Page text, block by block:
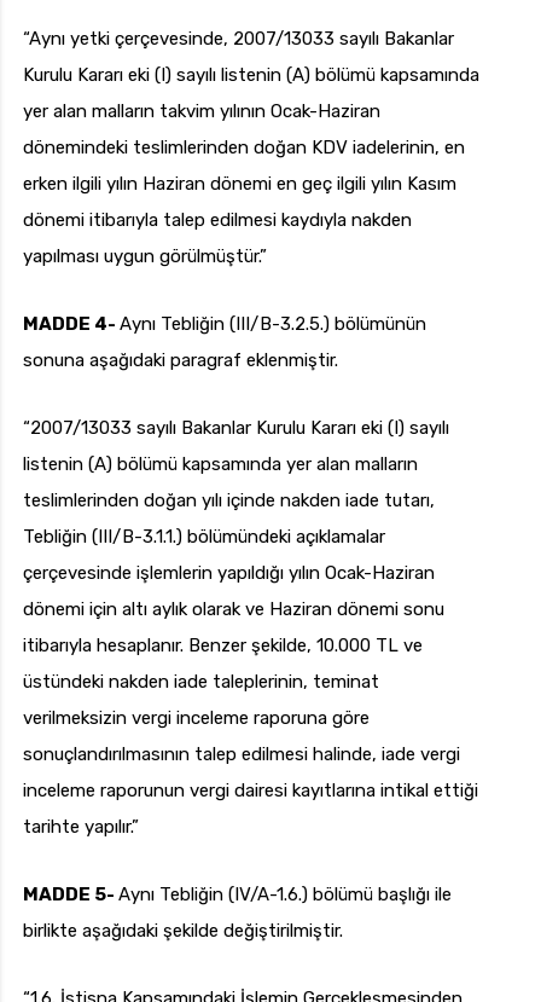
“Aynı yetki çerçevesinde, 2007/13033 sayılı Bakanlar
Kurulu Kararı eki (I) sayılı listenin (A) bölümü kapsamında
yer alan malların takvim yılının Ocak-Haziran
dönemindeki teslimlerinden doğan KDV iadelerinin, en
erken ilgili yılın Haziran dönemi en geç ilgili yılın Kasım
dönemi itibarıyla talep edilmesi kaydıyla nakden
yapılması uygun görülmüştür.”
MADDE 4- Aynı Tebliğin (III/B-3.2.5.) bölümünün
sonuna aşağıdaki paragraf eklenmiştir.
“2007/13033 sayılı Bakanlar Kurulu Kararı eki (I) sayılı
listenin (A) bölümü kapsamında yer alan malların
teslimlerinden doğan yılı içinde nakden iade tutarı,
Tebliğin (III/B-3.1.1.) bölümündeki açıklamalar
çerçevesinde işlemlerin yapıldığı yılın Ocak-Haziran
dönemi için altı aylık olarak ve Haziran dönemi sonu
itibarıyla hesaplanır. Benzer şekilde, 10.000 TL ve
üstündeki nakden iade taleplerinin, teminat
verilmeksizin vergi inceleme raporuna göre
sonuçlandırılmasının talep edilmesi halinde, iade vergi
inceleme raporunun vergi dairesi kayıtlarına intikal ettiği
tarihte yapılır.”
MADDE 5- Aynı Tebliğin (IV/A-1.6.) bölümü başlığı ile
birlikte aşağıdaki şekilde değiştirilmiştir.